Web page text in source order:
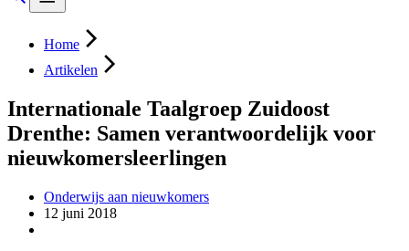
Home
Artikelen
Internationale Taalgroep Zuidoost
Drenthe: Samen verantwoordelijk voor
nieuwkomersleerlingen
Onderwijs aan nieuwkomers
12 juni 2018